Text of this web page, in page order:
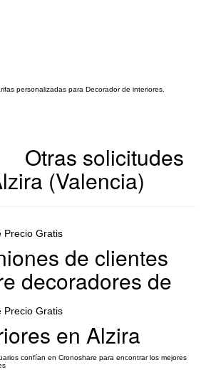
personalizadas para Decorador de interiores.
Otras solicitudes
(Valencia)
Precio Gratis
Precio Gratis
de clientes
decoradores de
en Alzira
confían en Cronoshare para encontrar los mejores